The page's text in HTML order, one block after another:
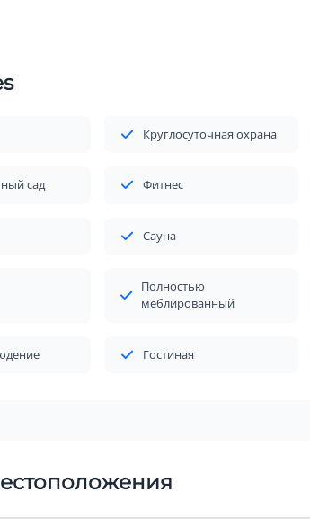
Круглосуточная охрана
сад Фитнес
Сауна
Полностью
меблированный
Гостиная